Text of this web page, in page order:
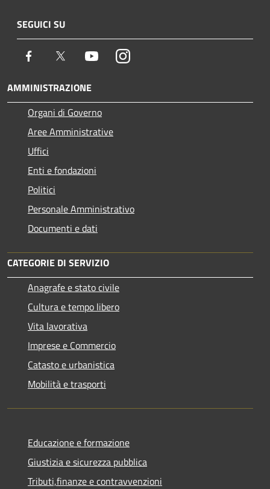
SEGUICI SU
Facebook Twitter YoutubeInstagram
AMMINISTRAZIONE
Organi di Governo
Aree Amministrative
Uffici
Enti e fondazioni
Politici
Personale Amministrativo
Documenti e dati
CATEGORIE DI SERVIZIO
Anagrafe e stato civile
Cultura e tempo libero
Vita lavorativa
Imprese e Commercio
Catasto e urbanistica
Mobilità e trasporti
Educazione e formazione
Giustizia e sicurezza pubblica
Tributi,finanze e contravvenzioni